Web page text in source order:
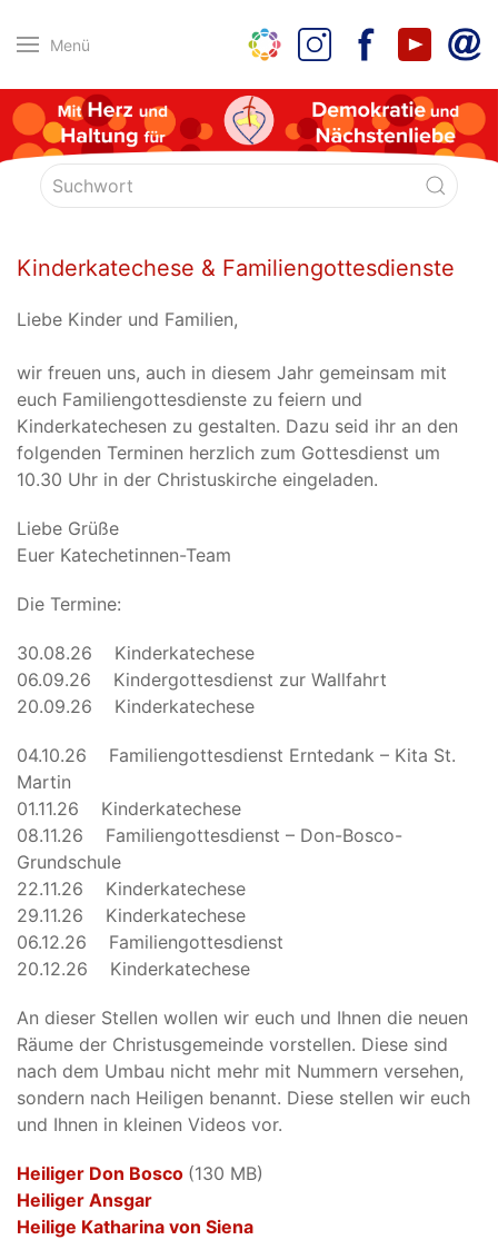
Menü
Kinderkatechese & Familiengottesdienste
Liebe Kinder und Familien,
wir freuen uns, auch in diesem Jahr gemeinsam mit
euch Familiengottesdienste zu feiern und
Kinderkatechesen zu gestalten. Dazu seid ihr an den
folgenden Terminen herzlich zum Gottesdienst um
10.30 Uhr in der Christuskirche eingeladen.
Liebe Grüße
Euer Katechetinnen-Team
Die Termine:
30.08.26 Kinderkatechese
06.09.26 Kindergottesdienst zur Wallfahrt
20.09.26 Kinderkatechese
04.10.26 Familiengottesdienst Erntedank – Kita St.
Martin
01.11.26 Kinderkatechese
08.11.26 Familiengottesdienst – Don-Bosco-
Grundschule
22.11.26 Kinderkatechese
29.11.26 Kinderkatechese
06.12.26 Familiengottesdienst
20.12.26 Kinderkatechese
An dieser Stellen wollen wir euch und Ihnen die neuen
Räume der Christusgemeinde vorstellen. Diese sind
nach dem Umbau nicht mehr mit Nummern versehen,
sondern nach Heiligen benannt. Diese stellen wir euch
und Ihnen in kleinen Videos vor.
Heiliger Don Bosco (130 MB)
Heiliger Ansgar
Heilige Katharina von Siena